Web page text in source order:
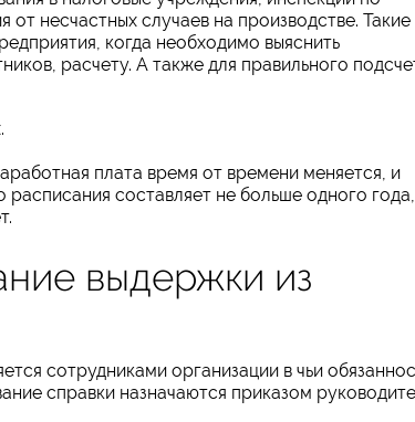
несчастных случаев на производстве. Такие
когда необходимо выяснить
расчету. А также для правильного
плата время от времени меняется, и
расписания составляет не больше одного
выдержки из
сотрудниками организации в чьи
справки назначаются приказом